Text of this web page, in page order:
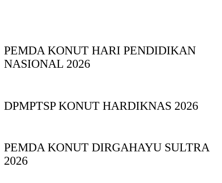
PEMDA KONUT HARI PENDIDIKAN
NASIONAL 2026
DPMPTSP KONUT HARDIKNAS 2026
PEMDA KONUT DIRGAHAYU SULTRA
2026